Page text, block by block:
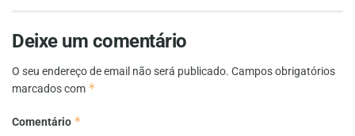
Deixe um comentário
O seu endereço de email não será publicado. Campos obrigatórios
marcados com *
Comentário *